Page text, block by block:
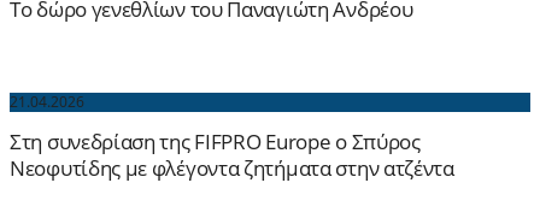
Το δώρο γενεθλίων του Παναγιώτη Ανδρέου
21.04.2026
Στη συνεδρίαση της FIFPRO Europe ο Σπύρος
Νεοφυτίδης με φλέγοντα ζητήματα στην ατζέντα